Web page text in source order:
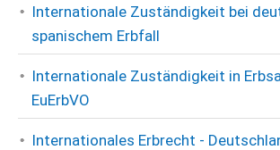
Internationale Zuständigkeit bei
spanischem Erbfall
Internationale Zuständigkeit in
EuErbVO
Internationales Erbrecht -